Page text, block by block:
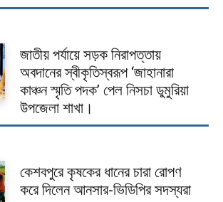
জাতীয় পর্যায়ে সড়ক নিরাপত্তায়
অবদানের স্বীকৃতিস্বরূপ ‘জাহানারা
কাঞ্চন স্মৃতি পদক’ পেল নিসচা ডুমুরিয়া
উপজেলা শাখা।
কেশবপুরে কৃষকের ধানের চারা রোপণ
করে দিলেন আনসার-ভিডিপির সদস্যরা